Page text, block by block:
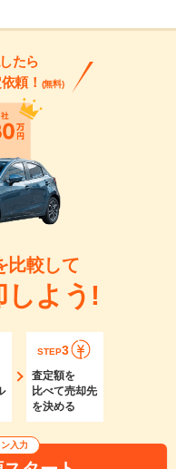
たら
頼！ (無料)
比較して
しよう!
STEP3
査定額を
比べて売却先
を決める
入力